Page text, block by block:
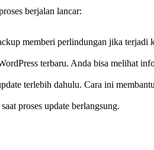
berjalan lancar:
memberi perlindungan jika terjadi
terbaru. Anda bisa melihat
terlebih dahulu. Cara ini
proses update berlangsung.